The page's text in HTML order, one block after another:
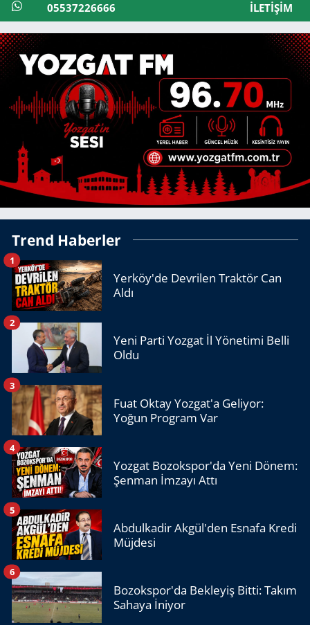
05537226666 İLETIŞIM
Trend Haberler
Yerköy'de Devrilen Traktör Can
Aldı
1
Yeni Parti Yozgat İl Yönetimi Belli
Oldu
2
Fuat Oktay Yozgat'a Geliyor:
Yoğun Program Var
3
Yozgat Bozokspor'da Yeni Dönem:
Şenman İmzayı Attı
4
Abdulkadir Akgül'den Esnafa Kredi
Müjdesi
5
Bozokspor'da Bekleyiş Bitti: Takım
Sahaya İniyor
6